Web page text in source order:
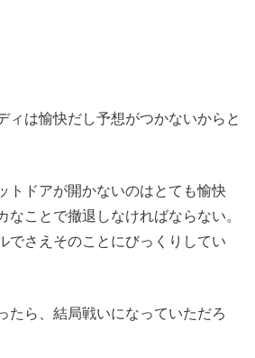
ィは愉快だし予想がつかないからと
トドアが開かないのはとても愉快
なことで撤退しなければならない。
でさえそのことにびっくりしてい
たら、結局戦いになっていただろ